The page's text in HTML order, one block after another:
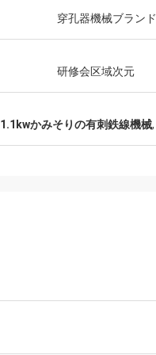
穿孔器機械ブランド
研修会区域次元
1.1kwかみそりの有刺鉄線機械,